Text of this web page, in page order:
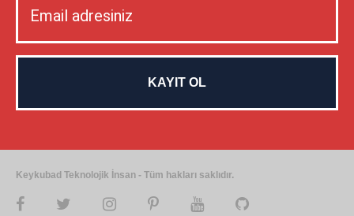
Keykubad Teknolojik İnsan - Tüm hakları saklıdır.